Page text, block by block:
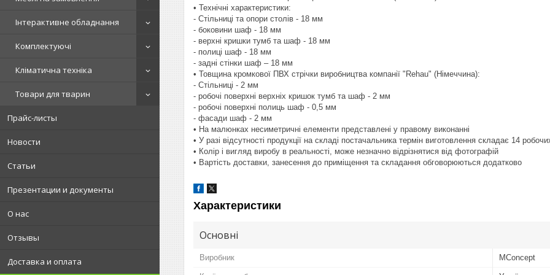
Інтерактивне обладнання
Комплектуючі
Кліматична техніка
Товари для тварин
Прайс-листы
Новости
Статьи
Презентации и документы
О нас
Отзывы
Доставка и оплата
• Технічні характеристики:
- Стільниці та опори столів - 18 мм
- боковини шаф - 18 мм
- верхні кришки тумб та шаф - 18 мм
- полиці шаф - 18 мм
- задні стінки шаф – 18 мм
• Товщина кромкової ПВХ стрічки виробництва компанії "Rehau" (Німеччина):
- Стільниці - 2 мм
- робочі поверхні верхніх кришок тумб та шаф - 2 мм
- робочі поверхні полиць шаф - 0,5 мм
- фасади шаф - 2 мм
• На малюнках несиметричні елементи представлені у правому виконанні
• У разі відсутності продукції на складі постачальника термін виготовлення складає 14
• Колір і вигляд виробу в реальності, може незначно відрізнятися від фотографій
• Вартість доставки, занесення до приміщення та складання обговорюються додатково
Характеристики
Основні
Виробник MConcept